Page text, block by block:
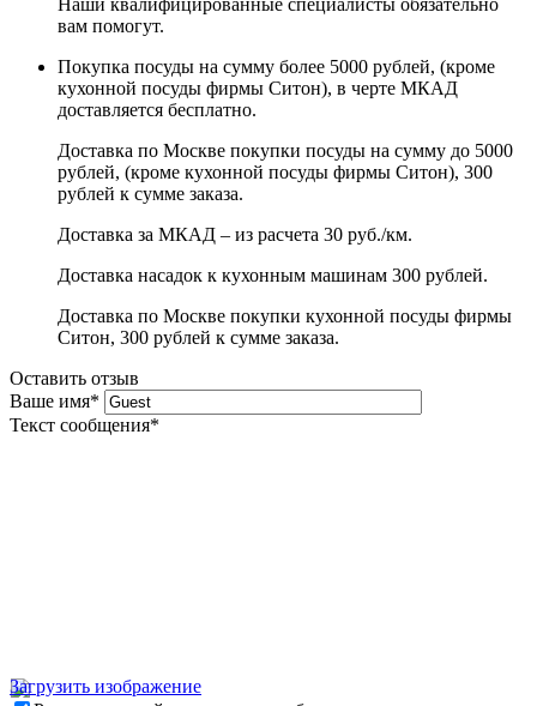
вам помогут.
Покупка посуды на сумму более 5000 рублей, (кроме
кухонной посуды фирмы Ситон), в черте МКАД
доставляется бесплатно.
Доставка по Москве покупки посуды на сумму до 5000
рублей, (кроме кухонной посуды фирмы Ситон), 300
рублей к сумме заказа.
Доставка за МКАД – из расчета 30 руб./км.
Доставка насадок к кухонным машинам 300 рублей.
Доставка по Москве покупки кухонной посуды фирмы
Ситон, 300 рублей к сумме заказа.
Оставить отзыв
Ваше имя*
Текст сообщения*
Загрузить изображение